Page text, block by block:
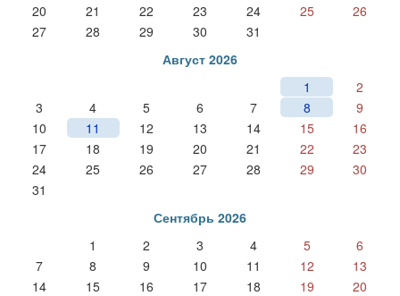
20
21 22 23 24 25
26
27
28 29 30
31
Август 2026
1
2
3
4 5 6 7 8
9
10
11 12 13 14 15
16
17
18 19 20 21 22
23
24
25 26 27 28 29
30
31
Сентябрь 2026
1
2 3 4 5
6
7
8 9 10 11 12
13
14
15 16 17 18 19
20